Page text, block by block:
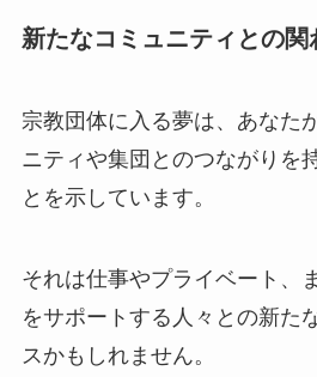
新たなコミュニティとの関
宗教団体に入る夢は、あなた
ニティや集団とのつながりを
とを示しています。
それは仕事やプライベート、
をサポートする人々との新た
スかもしれません。